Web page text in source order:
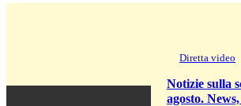
Diretta video
Notizie sulla
agosto.